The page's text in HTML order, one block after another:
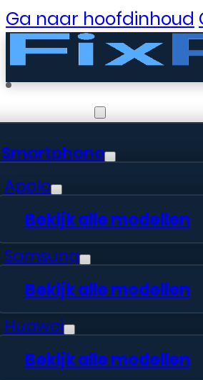
Ga naar hoofdinhoud
Smartphone
Apple
Bekijk alle modellen
Samsung
Bekijk alle modellen
Huawei
Bekijk alle modellen